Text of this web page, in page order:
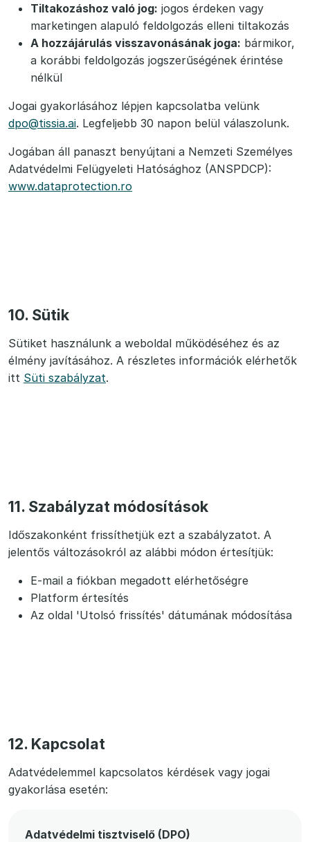
Tiltakozáshoz való jog: jogos érdeken vagy
marketingen alapuló feldolgozás elleni tiltakozás
A hozzájárulás visszavonásának joga: bármikor,
a korábbi feldolgozás jogszerűségének érintése
nélkül
Jogai gyakorlásához lépjen kapcsolatba velünk
dpo@tissia.ai. Legfeljebb 30 napon belül válaszolunk.
Jogában áll panaszt benyújtani a Nemzeti Személyes
Adatvédelmi Felügyeleti Hatósághoz (ANSPDCP):
www.dataprotection.ro
10. Sütik
Sütiket használunk a weboldal működéséhez és az
élmény javításához. A részletes információk elérhetők
itt Süti szabályzat.
11. Szabályzat módosítások
Időszakonként frissíthetjük ezt a szabályzatot. A
jelentős változásokról az alábbi módon értesítjük:
E-mail a fiókban megadott elérhetőségre
Platform értesítés
Az oldal 'Utolsó frissítés' dátumának módosítása
12. Kapcsolat
Adatvédelemmel kapcsolatos kérdések vagy jogai
gyakorlása esetén:
Adatvédelmi tisztviselő (DPO)